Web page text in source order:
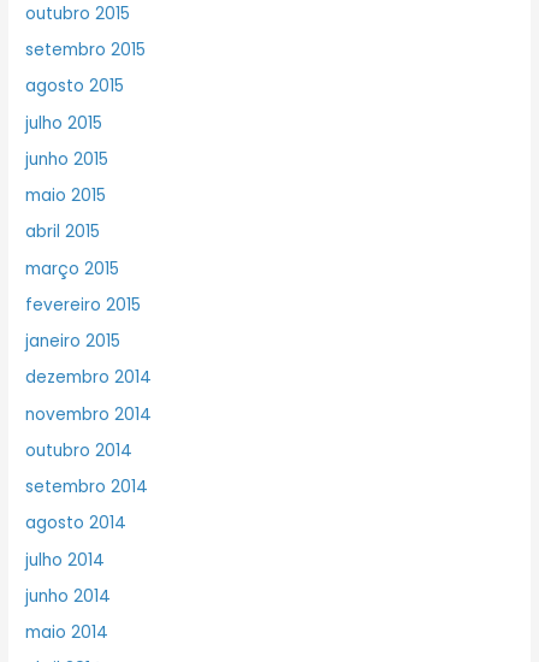
outubro 2015
setembro 2015
agosto 2015
julho 2015
junho 2015
maio 2015
abril 2015
março 2015
fevereiro 2015
janeiro 2015
dezembro 2014
novembro 2014
outubro 2014
setembro 2014
agosto 2014
julho 2014
junho 2014
maio 2014